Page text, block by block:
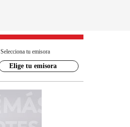
Selecciona tu emisora
Elige tu emisora